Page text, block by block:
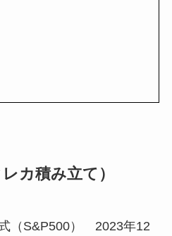
カ積み立て）
（S&P500） 2023年12